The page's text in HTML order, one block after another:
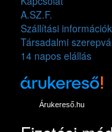
A.SZ.F.
Szállítási információk
Társadalmi
14 napos elállás
Árukereső.hu